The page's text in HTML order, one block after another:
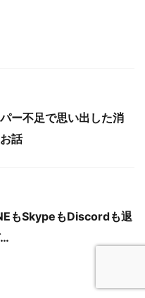
ー不足で思い出した消
話
もSkypeもDiscordも退